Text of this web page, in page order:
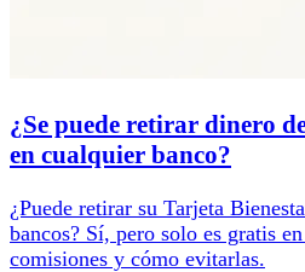
¿Se puede retirar dinero
en cualquier banco?
¿Puede retirar su Tarjeta
bancos? Sí, pero solo es gratis
comisiones y cómo evitarlas.